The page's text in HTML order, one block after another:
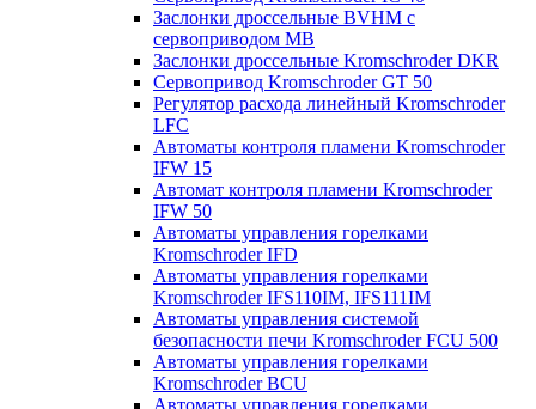
Заслонки дроссельные BVHM с
сервоприводом МВ
Заслонки дроссельные Kromschroder DKR
Cервопривод Kromschroder GT 50
Регулятор расхода линейный Kromschroder
LFC
Автоматы контроля пламени Kromschroder
IFW 15
Автомат контроля пламени Kromschroder
IFW 50
Автоматы управления горелками
Kromschroder IFD
Автоматы управления горелками
Kromschroder IFS110IM, IFS111IM
Автоматы управления системой
безопасности печи Kromschroder FCU 500
Автоматы управления горелками
Kromschroder BCU
Автоматы управления горелками